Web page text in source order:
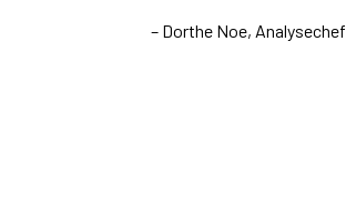
– Dorthe Noe, Analysechef